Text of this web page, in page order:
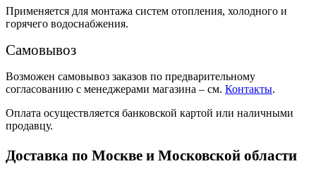
Применяется для монтажа систем отопления, холодного и
горячего водоснабжения.
Самовывоз
Возможен самовывоз заказов по предварительному
согласованию с менеджерами магазина – см. Контакты.
Оплата осуществляется банковской картой или наличными
продавцу.
Доставка по Москве и Московской области